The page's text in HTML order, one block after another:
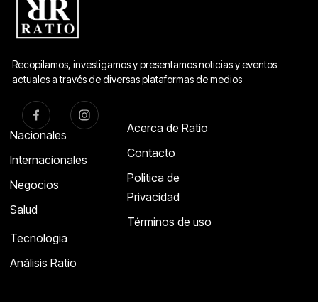
Recopilamos, investigamos y presentamos noticias y eventos
actuales a través de diversas plataformas de medios
Nacionales
Internacionales
Negocios
Salud
Tecnologia
Análisis Ratio
Acerca de Ratio
Contacto
Politica de
Privacidad
Términos de uso